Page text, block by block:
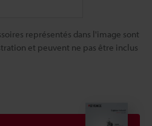
représentés dans l'image sont
et peuvent ne pas être inclus